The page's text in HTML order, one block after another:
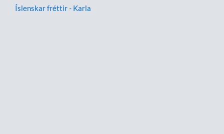
Íslenskar fréttir - Karla